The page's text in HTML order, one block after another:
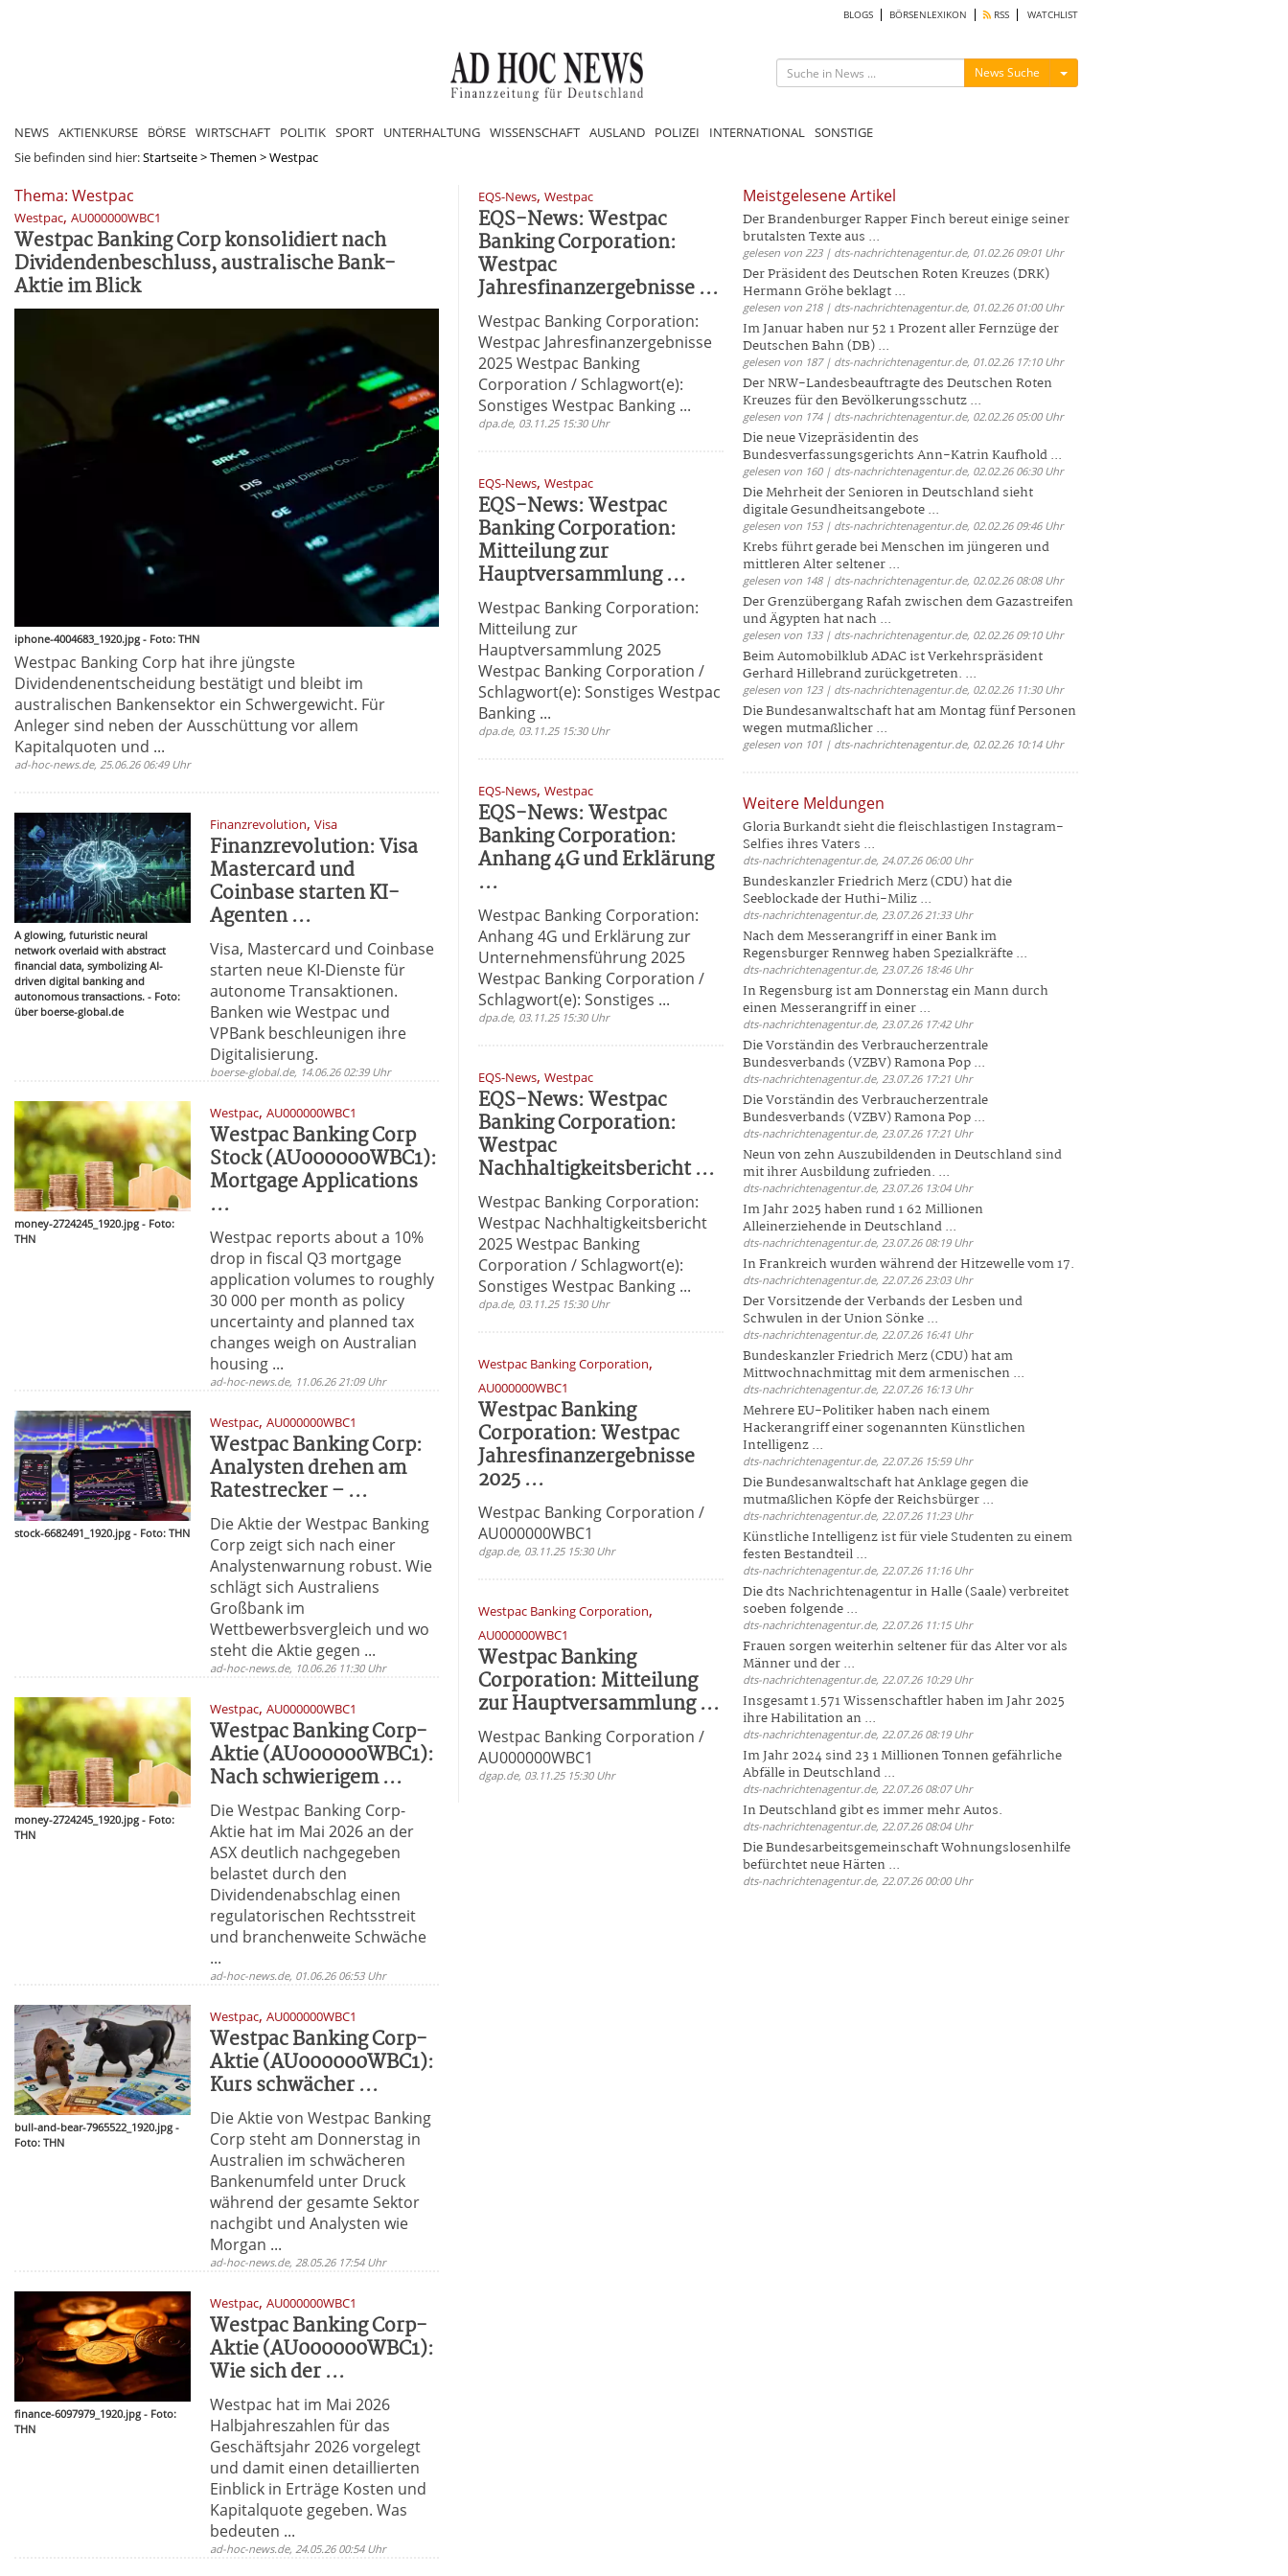
BLOGS BÖRSENLEXIKON RSS WATCHLIST
News Suche Menü ein-/ausblenden
NEWS AKTIENKURSE BÖRSE WIRTSCHAFT POLITIK SPORT UNTERHALTUNG WISSENSCHAFT AUSLAND POLIZEI INTERNATIONAL SONSTIGE
Sie befinden sind hier:Startseite>Themen >Westpac
Thema: Westpac
Westpac, AU000000WBC1
Westpac Banking Corp konsolidiert nach
Dividendenbeschluss, australische Bank-
Aktie im Blick
iphone-4004683_1920.jpg - Foto: THN
Westpac Banking Corp hat ihre jüngste
Dividendenentscheidung bestätigt und bleibt im
australischen Bankensektor ein Schwergewicht. Für
Anleger sind neben der Ausschüttung vor allem
Kapitalquoten und ...
ad-hoc-news.de, 25.06.26 06:49 Uhr
A glowing, futuristic neural
network overlaid with abstract
financial data, symbolizing AI-
driven digital banking and
autonomous transactions. - Foto:
über boerse-global.de
Finanzrevolution,Visa
Finanzrevolution: Visa
Mastercard und
Coinbase starten KI-
Agenten ...
Visa, Mastercard und Coinbase
starten neue KI-Dienste für
autonome Transaktionen.
Banken wie Westpac und
VPBank beschleunigen ihre
Digitalisierung.
boerse-global.de, 14.06.26 02:39 Uhr
money-2724245_1920.jpg - Foto:
THN
Westpac,AU000000WBC1
Westpac Banking Corp
Stock (AU000000WBC1):
Mortgage Applications
...
Westpac reports about a 10%
drop in fiscal Q3 mortgage
application volumes to roughly
30 000 per month as policy
uncertainty and planned tax
changes weigh on Australian
housing ...
ad-hoc-news.de, 11.06.26 21:09 Uhr
stock-6682491_1920.jpg - Foto: THN
Westpac,AU000000WBC1
Westpac Banking Corp:
Analysten drehen am
Ratestrecker – ...
Die Aktie der Westpac Banking
Corp zeigt sich nach einer
Analystenwarnung robust. Wie
schlägt sich Australiens
Großbank im
Wettbewerbsvergleich und wo
steht die Aktie gegen ...
ad-hoc-news.de, 10.06.26 11:30 Uhr
money-2724245_1920.jpg - Foto:
THN
Westpac,AU000000WBC1
Westpac Banking Corp-
Aktie (AU000000WBC1):
Nach schwierigem ...
Die Westpac Banking Corp-
Aktie hat im Mai 2026 an der
ASX deutlich nachgegeben
belastet durch den
Dividendenabschlag einen
regulatorischen Rechtsstreit
und branchenweite Schwäche
...
ad-hoc-news.de, 01.06.26 06:53 Uhr
bull-and-bear-7965522_1920.jpg -
Foto: THN
Westpac,AU000000WBC1
Westpac Banking Corp-
Aktie (AU000000WBC1):
Kurs schwächer ...
Die Aktie von Westpac Banking
Corp steht am Donnerstag in
Australien im schwächeren
Bankenumfeld unter Druck
während der gesamte Sektor
nachgibt und Analysten wie
Morgan ...
ad-hoc-news.de, 28.05.26 17:54 Uhr
finance-6097979_1920.jpg - Foto:
THN
Westpac,AU000000WBC1
Westpac Banking Corp-
Aktie (AU000000WBC1):
Wie sich der ...
Westpac hat im Mai 2026
Halbjahreszahlen für das
Geschäftsjahr 2026 vorgelegt
und damit einen detaillierten
Einblick in Erträge Kosten und
Kapitalquote gegeben. Was
bedeuten ...
ad-hoc-news.de, 24.05.26 00:54 Uhr
EQS-News, Westpac
EQS-News: Westpac
Banking Corporation:
Westpac
Jahresfinanzergebnisse ...
Westpac Banking Corporation:
Westpac Jahresfinanzergebnisse
2025 Westpac Banking
Corporation / Schlagwort(e):
Sonstiges Westpac Banking ...
dpa.de, 03.11.25 15:30 Uhr
EQS-News, Westpac
EQS-News: Westpac
Banking Corporation:
Mitteilung zur
Hauptversammlung ...
Westpac Banking Corporation:
Mitteilung zur
Hauptversammlung 2025
Westpac Banking Corporation /
Schlagwort(e): Sonstiges Westpac
Banking ...
dpa.de, 03.11.25 15:30 Uhr
EQS-News, Westpac
EQS-News: Westpac
Banking Corporation:
Anhang 4G und Erklärung
...
Westpac Banking Corporation:
Anhang 4G und Erklärung zur
Unternehmensführung 2025
Westpac Banking Corporation /
Schlagwort(e): Sonstiges ...
dpa.de, 03.11.25 15:30 Uhr
EQS-News, Westpac
EQS-News: Westpac
Banking Corporation:
Westpac
Nachhaltigkeitsbericht ...
Westpac Banking Corporation:
Westpac Nachhaltigkeitsbericht
2025 Westpac Banking
Corporation / Schlagwort(e):
Sonstiges Westpac Banking ...
dpa.de, 03.11.25 15:30 Uhr
Westpac Banking Corporation,
AU000000WBC1
Westpac Banking
Corporation: Westpac
Jahresfinanzergebnisse
2025 ...
Westpac Banking Corporation /
AU000000WBC1
dgap.de, 03.11.25 15:30 Uhr
Westpac Banking Corporation,
AU000000WBC1
Westpac Banking
Corporation: Mitteilung
zur Hauptversammlung ...
Westpac Banking Corporation /
AU000000WBC1
dgap.de, 03.11.25 15:30 Uhr
Meistgelesene Artikel
Der Brandenburger Rapper Finch bereut einige seiner
brutalsten Texte aus ...
gelesen von 223 | dts-nachrichtenagentur.de, 01.02.26 09:01 Uhr
Der Präsident des Deutschen Roten Kreuzes (DRK)
Hermann Gröhe beklagt ...
gelesen von 218 | dts-nachrichtenagentur.de, 01.02.26 01:00 Uhr
Im Januar haben nur 52 1 Prozent aller Fernzüge der
Deutschen Bahn (DB) ...
gelesen von 187 | dts-nachrichtenagentur.de, 01.02.26 17:10 Uhr
Der NRW-Landesbeauftragte des Deutschen Roten
Kreuzes für den Bevölkerungsschutz ...
gelesen von 174 | dts-nachrichtenagentur.de, 02.02.26 05:00 Uhr
Die neue Vizepräsidentin des
Bundesverfassungsgerichts Ann-Katrin Kaufhold ...
gelesen von 160 | dts-nachrichtenagentur.de, 02.02.26 06:30 Uhr
Die Mehrheit der Senioren in Deutschland sieht
digitale Gesundheitsangebote ...
gelesen von 153 | dts-nachrichtenagentur.de, 02.02.26 09:46 Uhr
Krebs führt gerade bei Menschen im jüngeren und
mittleren Alter seltener ...
gelesen von 148 | dts-nachrichtenagentur.de, 02.02.26 08:08 Uhr
Der Grenzübergang Rafah zwischen dem Gazastreifen
und Ägypten hat nach ...
gelesen von 133 | dts-nachrichtenagentur.de, 02.02.26 09:10 Uhr
Beim Automobilklub ADAC ist Verkehrspräsident
Gerhard Hillebrand zurückgetreten. ...
gelesen von 123 | dts-nachrichtenagentur.de, 02.02.26 11:30 Uhr
Die Bundesanwaltschaft hat am Montag fünf Personen
wegen mutmaßlicher ...
gelesen von 101 | dts-nachrichtenagentur.de, 02.02.26 10:14 Uhr
Weitere Meldungen
Gloria Burkandt sieht die fleischlastigen Instagram-
Selfies ihres Vaters ...
dts-nachrichtenagentur.de, 24.07.26 06:00 Uhr
Bundeskanzler Friedrich Merz (CDU) hat die
Seeblockade der Huthi-Miliz ...
dts-nachrichtenagentur.de, 23.07.26 21:33 Uhr
Nach dem Messerangriff in einer Bank im
Regensburger Rennweg haben Spezialkräfte ...
dts-nachrichtenagentur.de, 23.07.26 18:46 Uhr
In Regensburg ist am Donnerstag ein Mann durch
einen Messerangriff in einer ...
dts-nachrichtenagentur.de, 23.07.26 17:42 Uhr
Die Vorständin des Verbraucherzentrale
Bundesverbands (VZBV) Ramona Pop ...
dts-nachrichtenagentur.de, 23.07.26 17:21 Uhr
Die Vorständin des Verbraucherzentrale
Bundesverbands (VZBV) Ramona Pop ...
dts-nachrichtenagentur.de, 23.07.26 17:21 Uhr
Neun von zehn Auszubildenden in Deutschland sind
mit ihrer Ausbildung zufrieden. ...
dts-nachrichtenagentur.de, 23.07.26 13:04 Uhr
Im Jahr 2025 haben rund 1 62 Millionen
Alleinerziehende in Deutschland ...
dts-nachrichtenagentur.de, 23.07.26 08:19 Uhr
In Frankreich wurden während der Hitzewelle vom 17.
dts-nachrichtenagentur.de, 22.07.26 23:03 Uhr
Der Vorsitzende der Verbands der Lesben und
Schwulen in der Union Sönke ...
dts-nachrichtenagentur.de, 22.07.26 16:41 Uhr
Bundeskanzler Friedrich Merz (CDU) hat am
Mittwochnachmittag mit dem armenischen ...
dts-nachrichtenagentur.de, 22.07.26 16:13 Uhr
Mehrere EU-Politiker haben nach einem
Hackerangriff einer sogenannten Künstlichen
Intelligenz ...
dts-nachrichtenagentur.de, 22.07.26 15:59 Uhr
Die Bundesanwaltschaft hat Anklage gegen die
mutmaßlichen Köpfe der Reichsbürger ...
dts-nachrichtenagentur.de, 22.07.26 11:23 Uhr
Künstliche Intelligenz ist für viele Studenten zu einem
festen Bestandteil ...
dts-nachrichtenagentur.de, 22.07.26 11:16 Uhr
Die dts Nachrichtenagentur in Halle (Saale) verbreitet
soeben folgende ...
dts-nachrichtenagentur.de, 22.07.26 11:15 Uhr
Frauen sorgen weiterhin seltener für das Alter vor als
Männer und der ...
dts-nachrichtenagentur.de, 22.07.26 10:29 Uhr
Insgesamt 1.571 Wissenschaftler haben im Jahr 2025
ihre Habilitation an ...
dts-nachrichtenagentur.de, 22.07.26 08:19 Uhr
Im Jahr 2024 sind 23 1 Millionen Tonnen gefährliche
Abfälle in Deutschland ...
dts-nachrichtenagentur.de, 22.07.26 08:07 Uhr
In Deutschland gibt es immer mehr Autos.
dts-nachrichtenagentur.de, 22.07.26 08:04 Uhr
Die Bundesarbeitsgemeinschaft Wohnungslosenhilfe
befürchtet neue Härten ...
dts-nachrichtenagentur.de, 22.07.26 00:00 Uhr